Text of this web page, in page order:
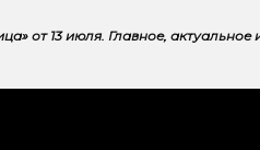
от 13 июля. Главное,